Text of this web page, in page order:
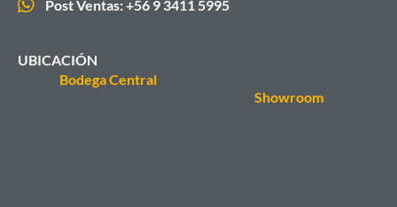
Post Ventas: +56 9 3411 5995
UBICACIÓN
Bodega Central
Showroom